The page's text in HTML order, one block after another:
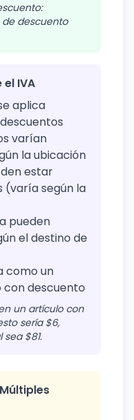
de descuento
IVA
aplica
varían
la ubicación
estar
(varía según la
pueden
el destino de
como un
descuento
un artículo con
sería $6,
$81.